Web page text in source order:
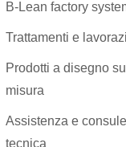
B-Lean factory
Trattamenti e
Prodotti a disegno su
misura
Assistenza e
tecnica